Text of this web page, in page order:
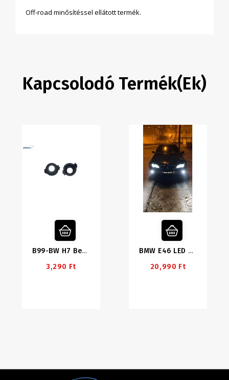
Off-road minősítéssel ellátott termék.
Kapcsolodó Termék(ek)
B99-BW H7 Befogató Adapter
3,290 Ft
BMW E46 LED Tompított Szett
20,990 Ft